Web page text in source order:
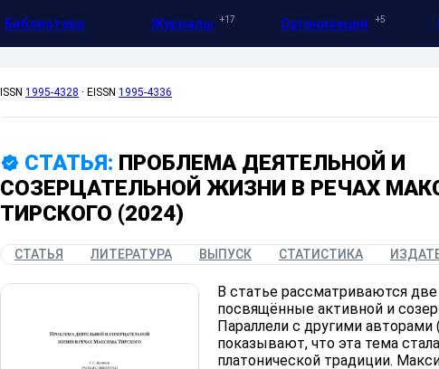
Библиотека Журналы 17 Организации 5
ISSN 1995-4328 · EISSN 1995-4336
СТАТЬЯ: ПРОБЛЕМА ДЕЯТЕЛЬНОЙ И
СОЗЕРЦАТЕЛЬНОЙ ЖИЗНИ В РЕЧАХ
ТИРСКОГО (2024)
СТАТЬЯ ЛИТЕРАТУРА ВЫПУСК СТАТИСТИКА
В статье рассматриваются
посвящённые активной и
Параллели с другими
показывают, что эта тема
платонической традиции.